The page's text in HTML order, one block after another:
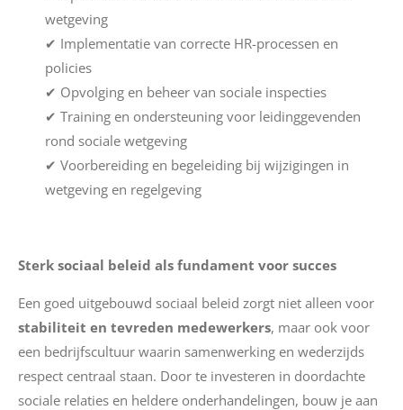
wetgeving
✔ Implementatie van correcte HR-processen en
policies
✔ Opvolging en beheer van sociale inspecties
✔ Training en ondersteuning voor leidinggevenden
rond sociale wetgeving
✔ Voorbereiding en begeleiding bij wijzigingen in
wetgeving en regelgeving
Sterk sociaal beleid als fundament voor succes
Een goed uitgebouwd sociaal beleid zorgt niet alleen voor
stabiliteit en tevreden medewerkers, maar ook voor
een bedrijfscultuur waarin samenwerking en wederzijds
respect centraal staan. Door te investeren in doordachte
sociale relaties en heldere onderhandelingen, bouw je aan